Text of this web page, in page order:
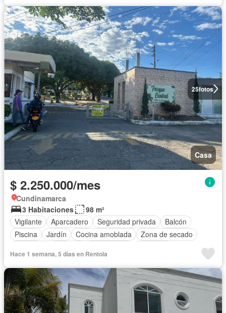
25fotos
Casa
$ 2.250.000/mes
Cundinamarca
3 Habitaciones
98 m²
Vigilante
Aparcadero Seguridad privada
Balcón
Piscina
Jardín Cocina amoblada
Zona de secado
Hace 1 semana, 5 días en Rentola